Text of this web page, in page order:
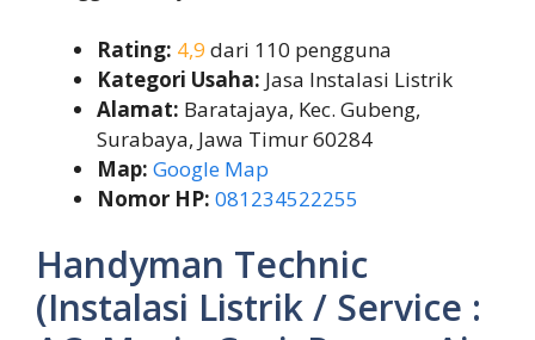
Rating: 4,9 dari 110 pengguna
Kategori Usaha: Jasa Instalasi Listrik
Alamat: Baratajaya, Kec. Gubeng,
Surabaya, Jawa Timur 60284
Map: Google Map
Nomor HP: 081234522255
Handyman Technic
(Instalasi Listrik / Service :